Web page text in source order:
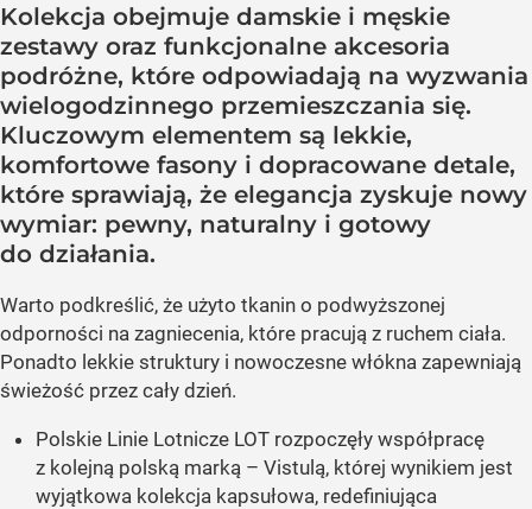
Kolekcja obejmuje damskie i męskie
zestawy oraz funkcjonalne akcesoria
podróżne, które odpowiadają na wyzwania
wielogodzinnego przemieszczania się.
Kluczowym elementem są lekkie,
komfortowe fasony i dopracowane detale,
które sprawiają, że elegancja zyskuje nowy
wymiar: pewny, naturalny i gotowy
do działania.
Warto podkreślić, że użyto tkanin o podwyższonej
odporności na zagniecenia, które pracują z ruchem ciała.
Ponadto lekkie struktury i nowoczesne włókna zapewniają
świeżość przez cały dzień.
Polskie Linie Lotnicze LOT rozpoczęły współpracę
z kolejną polską marką – Vistulą, której wynikiem jest
wyjątkowa kolekcja kapsułowa, redefiniująca